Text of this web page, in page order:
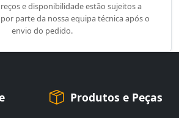
e disponibilidade estão sujeitos a
parte da nossa equipa técnica após o
envio do pedido.
Produtos e Peças